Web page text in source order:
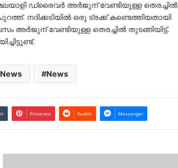
ഡ്രൈവർ അർജുന് വേണ്ടിയുള്ള തെരച്ചില്‍
നദിക്കടിയില്‍ ഒരു ട്രക്ക് കണ്ടെത്തിയതായി
അർജുന് വേണ്ടിയുള്ള തെരച്ചില്‍ തുടങ്ങിയിട്ട്.
News
Pinterest Reddit Messenger